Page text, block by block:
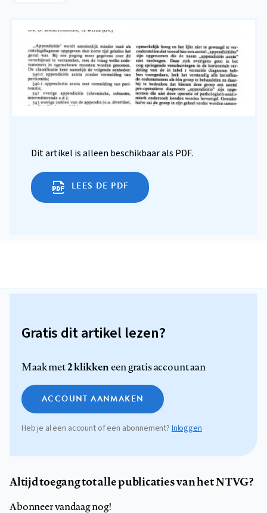
Dit artikel is alleen beschikbaar als PDF.
LEES DE PDF
Gratis dit artikel lezen?
Maak met2 klikkeneen gratis account aan
ACCOUNT AANMAKEN
Heb je al een account of een abonnement? Inloggen
Altijd toegang tot alle publicaties van het NTVG?
Abonneer vandaag nog!